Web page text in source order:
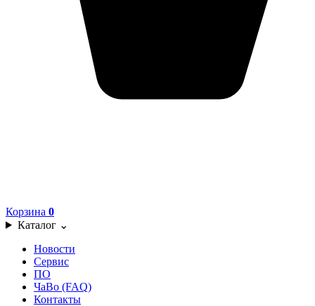
Корзина 0
Каталог ⌄
Новости
Сервис
ПО
ЧаВо (FAQ)
Контакты